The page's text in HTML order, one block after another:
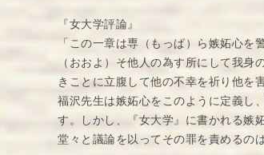
『女大学評論』
「この一章は専（もっぱ）ら嫉妬心
（おおよ）そ他人の為す所にして我
きことに立腹して他の不幸を祈り他を
福沢先生は嫉妬心をこのように定義し
す。しかし、『女大学』に書かれる嫉
堂々と議論を以ってその罪を責めるの